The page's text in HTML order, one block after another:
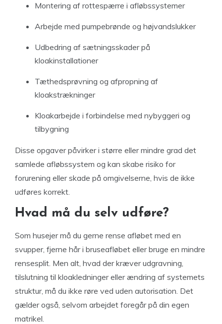
Montering af rottespærre i afløbssystemer
Arbejde med pumpebrønde og højvandslukker
Udbedring af sætningsskader på
kloakinstallationer
Tæthedsprøvning og afpropning af
kloakstrækninger
Kloakarbejde i forbindelse med nybyggeri og
tilbygning
Disse opgaver påvirker i større eller mindre grad det
samlede afløbssystem og kan skabe risiko for
forurening eller skade på omgivelserne, hvis de ikke
udføres korrekt.
Hvad må du selv udføre?
Som husejer må du gerne rense afløbet med en
svupper, fjerne hår i bruseafløbet eller bruge en mindre
rensesplit. Men alt, hvad der kræver udgravning,
tilslutning til kloakledninger eller ændring af systemets
struktur, må du ikke røre ved uden autorisation. Det
gælder også, selvom arbejdet foregår på din egen
matrikel.